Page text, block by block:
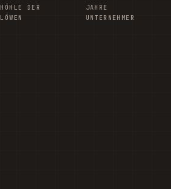
HÖHLE DER
LÖWEN
JAHRE
UNTERNEHMER